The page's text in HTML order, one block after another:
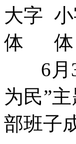
6月3
为民”
部班子